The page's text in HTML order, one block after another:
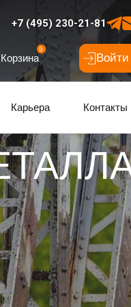
+7 (495) 230-21-81
Корзина
0
Войти
Карьера Контакты